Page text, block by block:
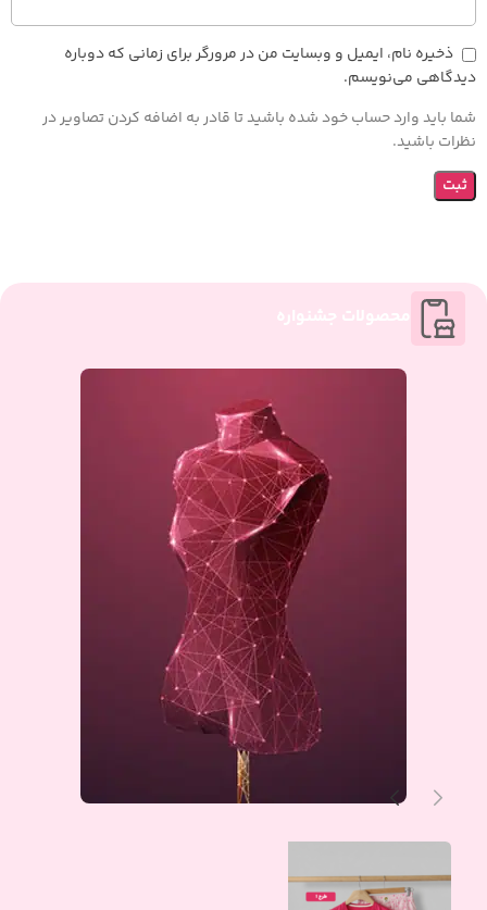
ذخیره نام، ایمیل و وبسایت من در مرورگر برای زمانی که دوباره
دیدگاهی می‌نویسم.
شما باید وارد حساب خود شده باشید تا قادر به اضافه کردن تصاویر در
نظرات باشید.
محصولات جشنواره